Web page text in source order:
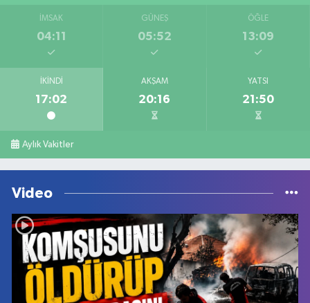
İMSAK
04:11
GÜNEŞ
05:52
ÖĞLE
13:09
İKINDI
17:02
AKŞAM
20:16
YATSI
21:50
Aylık Vakitler
Video